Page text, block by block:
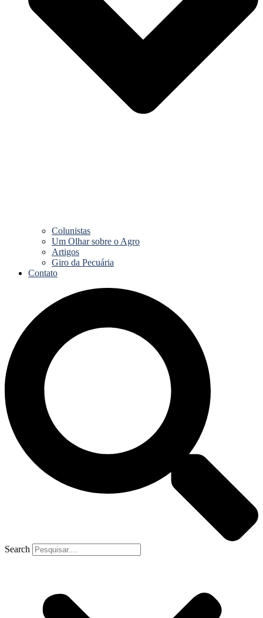
Colunistas
Um Olhar sobre o Agro
Artigos
Giro da Pecuária
Contato
Search